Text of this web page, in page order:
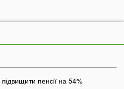
пенсії на 54%